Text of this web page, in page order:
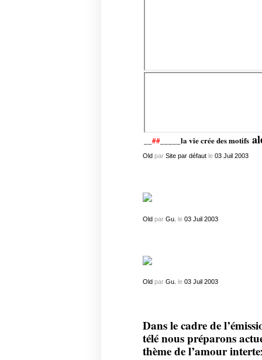
##_____la vie crée des motifs
Oldpar Site par défautle 03 Juil 2003
Oldpar Gu. le 03 Juil 2003
Old par Gu. le 03 Juil 2003
Dans le cadre de
télé nous préparons
thème de l’amour